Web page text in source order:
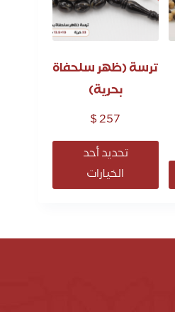
ترسة (ظهر سلحفاة
بحرية)
$257
تحديد أحد
الخيارات